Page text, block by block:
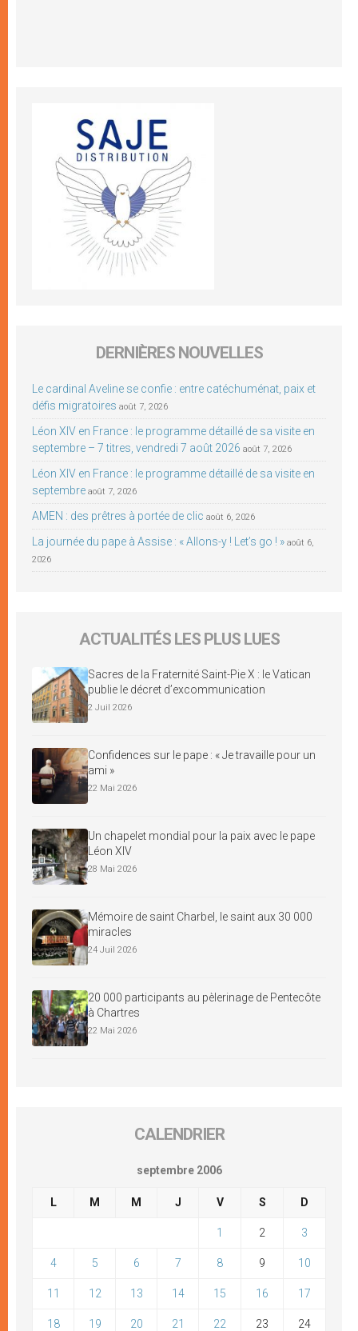
DERNIÈRES NOUVELLES
Le cardinal Aveline se confie : entre catéchuménat, paix et
défis migratoires août 7, 2026
Léon XIV en France : le programme détaillé de sa visite en
septembre – 7 titres, vendredi 7 août 2026 août 7, 2026
Léon XIV en France : le programme détaillé de sa visite en
septembre août 7, 2026
AMEN : des prêtres à portée de clic août 6, 2026
La journée du pape à Assise : « Allons-y ! Let’s go ! » août 6,
2026
ACTUALITÉS LES PLUS LUES
Sacres de la Fraternité Saint-Pie X : le Vatican
publie le décret d’excommunication
2 Juil 2026
Confidences sur le pape : « Je travaille pour un
ami »
22 Mai 2026
Un chapelet mondial pour la paix avec le pape
Léon XIV
28 Mai 2026
Mémoire de saint Charbel, le saint aux 30 000
miracles
24 Juil 2026
20 000 participants au pèlerinage de Pentecôte
à Chartres
22 Mai 2026
CALENDRIER
septembre 2006
L M M J V S D
1 2 3
4 5 6 7 8 9 10
11 12 13 14 15 16 17
18 19 20 21 22 23 24